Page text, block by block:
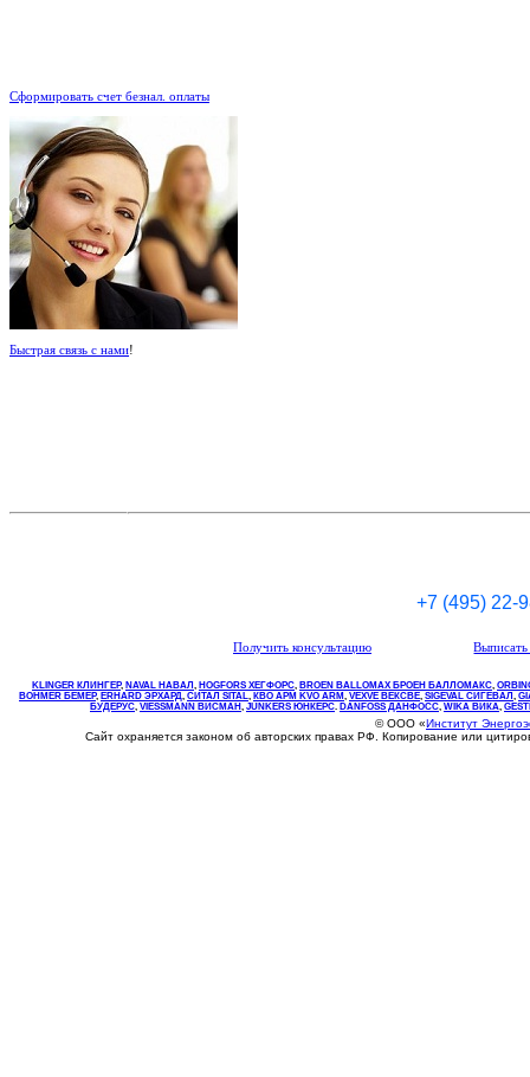
Сформировать счет безнал. оплаты
Быстрая связь с нами!
+7 (495) 22-
Получить консультацию
KLINGER КЛИНГЕР, NAVAL НАВАЛ , НOGFORS ХЕГФОРС, BROEN BALLOMAX БРОЕН БАЛЛОМАКС,
BOHMER БЕМЕР, ERHARD ЭРХАРД, СИТАЛ SITAL, КВО АРМ KVO ARM, VEXVE ВЕКСВЕ, SIGEVAL СИГЕВАЛ ,
БУДЕРУС, VIESSMANN ВИСМАН , JUNKERS ЮНКЕРС. DANFOSS ДАНФОСС, WIKA ВИКА,
© ООО «Институт
Сайт охраняется законом об авторских правах РФ. Копирование или